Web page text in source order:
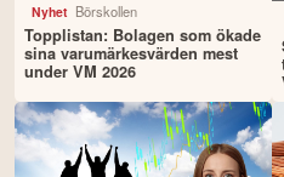
Nyhet Börskollen
Topplistan: Bolagen som ökade
sina varumärkesvärden mest
under VM 2026